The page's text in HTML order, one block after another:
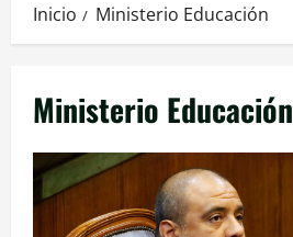
Inicio Ministerio Educación
Ministerio Educación